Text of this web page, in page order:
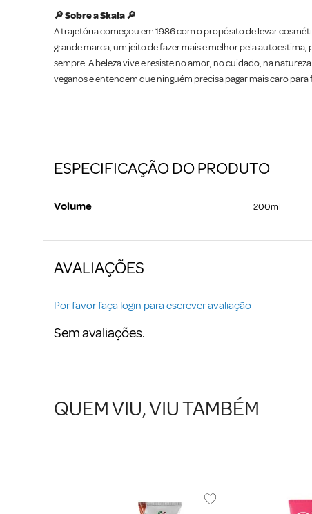
🔎 Sobre a Skala 🔎
A trajetória começou em 1986 com o propósito de levar
grande marca, um jeito de fazer mais e melhor pela autoestima,
sempre. A beleza vive e resiste no amor, no cuidado, na
veganos e entendem que ninguém precisa pagar mais caro
ESPECIFICAÇÃO DO PRODUTO
Volume 200ml
AVALIAÇÕES
Por favor faça login para escrever avaliação
Sem avaliações.
QUEM VIU, VIU TAMBÉM